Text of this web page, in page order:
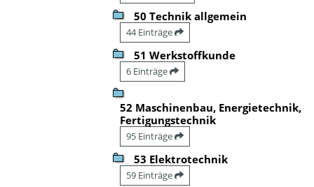
50 Technik allgemein
44 Einträge
51 Werkstoffkunde
6 Einträge
52 Maschinenbau, Energietechnik,
Fertigungstechnik
95 Einträge
53 Elektrotechnik
59 Einträge